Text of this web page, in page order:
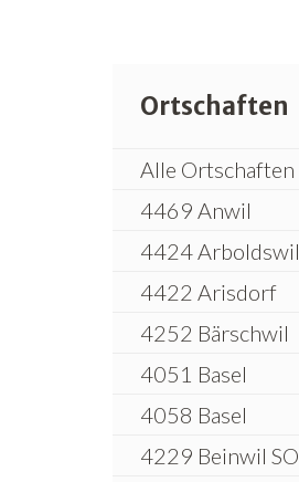
Ortschaften
Alle Ortschaften
4469 Anwil
4424 Arboldswil
4422 Arisdorf
4252 Bärschwil
4051 Basel
4058 Basel
4229 Beinwil SO